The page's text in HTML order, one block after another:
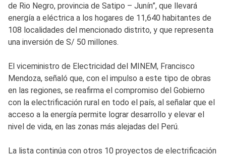
de Rio Negro, provincia de Satipo – Junín”, que llevará
energía a eléctrica a los hogares de 11,640 habitantes de
108 localidades del mencionado distrito, y que representa
una inversión de S/ 50 millones.
El viceministro de Electricidad del MINEM, Francisco
Mendoza, señaló que, con el impulso a este tipo de obras
en las regiones, se reafirma el compromiso del Gobierno
con la electrificación rural en todo el país, al señalar que el
acceso a la energía permite lograr desarrollo y elevar el
nivel de vida, en las zonas más alejadas del Perú.
La lista continúa con otros 10 proyectos de electrificación